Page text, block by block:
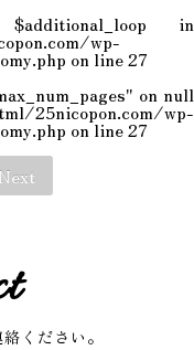
in
wp-
on line27
on null
25nicopon.com/wp-
on line27
Next
ください。